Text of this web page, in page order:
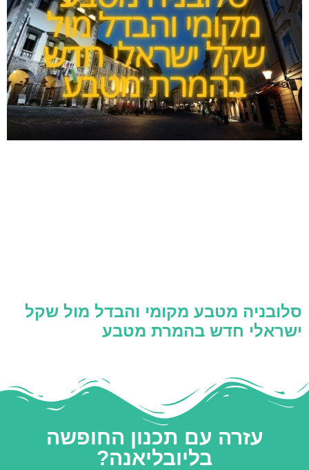
סלובניה מטבע מקומי והבדל מול שקל
ישראלי חדש בהמרת מטבע
עזרה עם תכנון החופשה
בליובליאנה?